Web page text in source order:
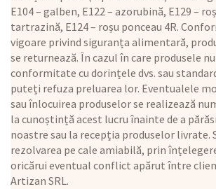
E104 – galben, E122 – azorubină, E129 –
tartrazină, E124 – roșu ponceau 4R.
vigoare privind siguranța alimentară,
se returnează. În cazul în care produsele
conformitate cu dorințele dvs. sau
puteți refuza preluarea lor. Eventualele
sau înlocuirea produselor se realizează
la cunoștință acest lucru înainte de a
noastre sau la recepția produselor livrate.
rezolvarea pe cale amiabilă, prin
oricărui eventual conflict apărut între
Artizan SRL.